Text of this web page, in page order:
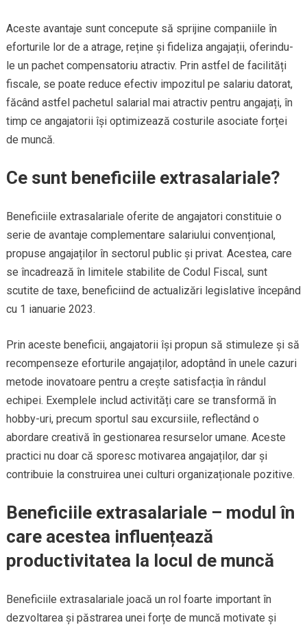
Aceste avantaje sunt concepute să sprijine companiile în
eforturile lor de a atrage, reține și fideliza angajații, oferindu-
le un pachet compensatoriu atractiv. Prin astfel de facilități
fiscale, se poate reduce efectiv impozitul pe salariu datorat,
făcând astfel pachetul salarial mai atractiv pentru angajați, în
timp ce angajatorii își optimizează costurile asociate forței
de muncă.
Ce sunt beneficiile extrasalariale?
Beneficiile extrasalariale oferite de angajatori constituie o
serie de avantaje complementare salariului convențional,
propuse angajaților în sectorul public și privat. Acestea, care
se încadrează în limitele stabilite de Codul Fiscal, sunt
scutite de taxe, beneficiind de actualizări legislative începând
cu 1 ianuarie 2023.
Prin aceste beneficii, angajatorii își propun să stimuleze și să
recompenseze eforturile angajaților, adoptând în unele cazuri
metode inovatoare pentru a crește satisfacția în rândul
echipei. Exemplele includ activități care se transformă în
hobby-uri, precum sportul sau excursiile, reflectând o
abordare creativă în gestionarea resurselor umane. Aceste
practici nu doar că sporesc motivarea angajaților, dar și
contribuie la construirea unei culturi organizaționale pozitive.
Beneficiile extrasalariale – modul în
care acestea influențează
productivitatea la locul de muncă
Beneficiile extrasalariale joacă un rol foarte important în
dezvoltarea și păstrarea unei forțe de muncă motivate și